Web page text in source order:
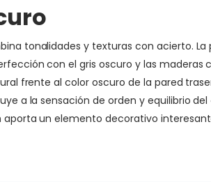
tonalidades y texturas con acierto.
con el gris oscuro y las maderas
frente al color oscuro de la pared
a la sensación de orden y equilibrio
un elemento decorativo